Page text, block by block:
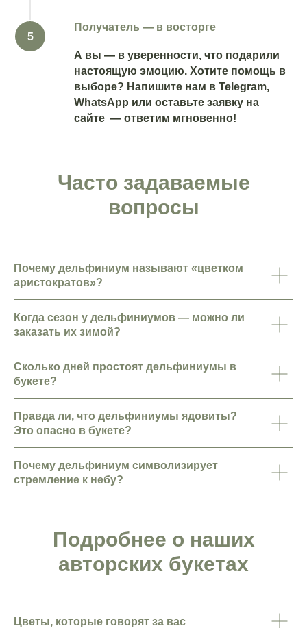
Получатель — в восторге
А вы — в уверенности, что подарили
настоящую эмоцию. Хотите помощь в
выборе? Напишите нам в Telegram,
WhatsApp или оставьте заявку на
сайте — ответим мгновенно!
Часто задаваемые
вопросы
Почему дельфиниум называют «цветком
аристократов»?
Когда сезон у дельфиниумов — можно ли
заказать их зимой?
Сколько дней простоят дельфиниумы в
букете?
Правда ли, что дельфиниумы ядовиты?
Это опасно в букете?
Почему дельфиниум символизирует
стремление к небу?
Подробнее о наших
авторских букетах
Цветы, которые говорят за вас
info@lorangerie.ru
Контакты
Санкт-Петербург, Большой Проспект П. С.,
ежедневно с 10:00 до 22:00